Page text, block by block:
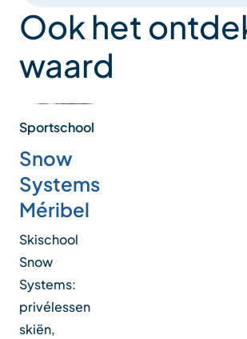
Ook het
waard
Sportschool
Snow
Systems
Méribel
Skischool
Snow
Systems:
privélessen
skiën,